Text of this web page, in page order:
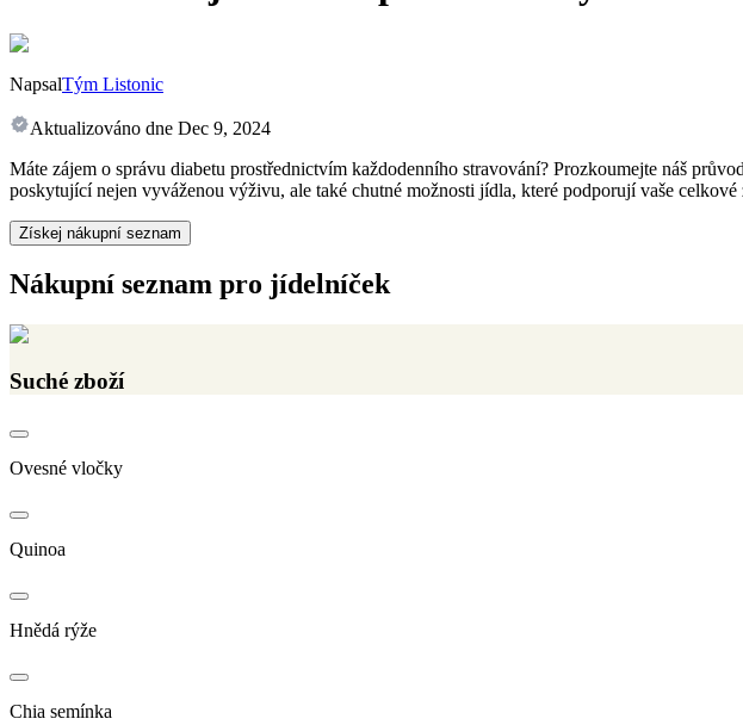
NapsalTým Listonic
Aktualizováno dne Dec 9, 2024
Máte zájem o správu diabetu prostřednictvím každodenního stravování? Prozkoumejte náš
poskytující nejen vyváženou výživu, ale také chutné možnosti jídla, které podporují vaše celkové
Získej nákupní seznam
Nákupní seznam pro jídelníček
Suché zboží
Ovesné vločky
Quinoa
Hnědá rýže
Chia semínka